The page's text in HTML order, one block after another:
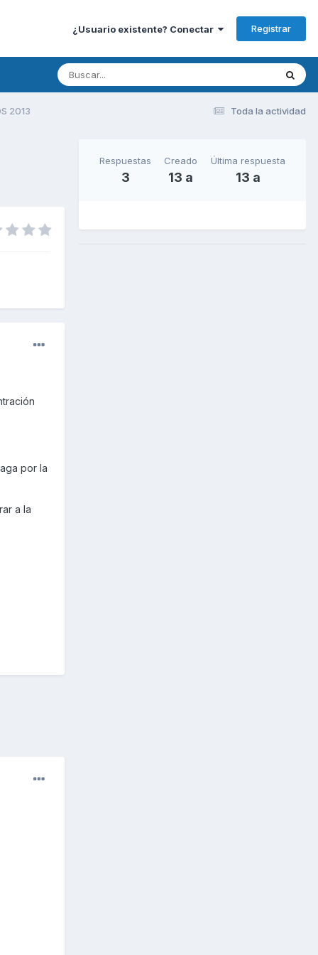
¿Usuario existente? Conectar Registrar
Toda la actividad
2013
por la
a la
Respuestas
3
Creado
13 a
Última respuesta
13 a